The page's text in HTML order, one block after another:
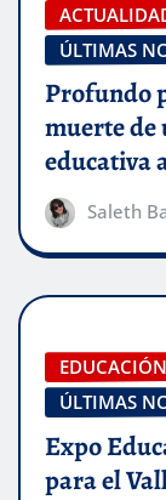
ÚLTIMAS
Profundo
muerte de
educativa
Saleth
EDUCACIÓN
ÚLTIMAS
Expo
para el